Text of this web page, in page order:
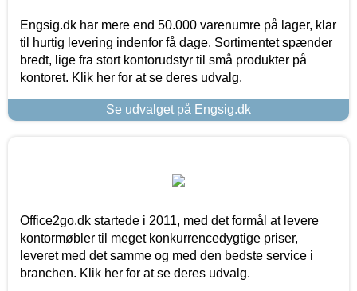
Engsig.dk har mere end 50.000 varenumre på lager, klar
til hurtig levering indenfor få dage. Sortimentet spænder
bredt, lige fra stort kontorudstyr til små produkter på
kontoret. Klik her for at se deres udvalg.
Se udvalget på Engsig.dk
Office2go.dk startede i 2011, med det formål at levere
kontormøbler til meget konkurrencedygtige priser,
leveret med det samme og med den bedste service i
branchen. Klik her for at se deres udvalg.